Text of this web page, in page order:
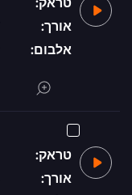
אורך:
אלבום:
טראק:
אורך: